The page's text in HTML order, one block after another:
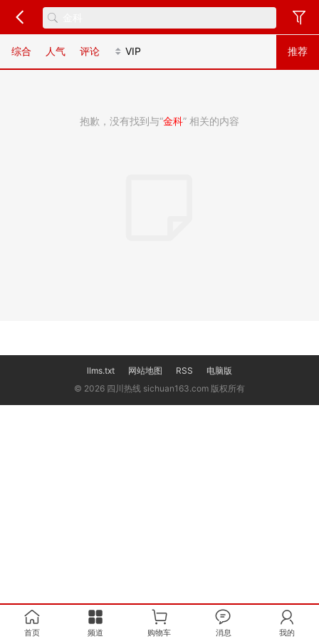
推荐
综合 人气 评论 VIP
抱歉，没有找到与“金科” 相关的内容
首页 频道 购物车 消息 我的
llms.txt 网站地图 RSS
电脑版
© 2026 四川热线 sichuan163.com 版权所有